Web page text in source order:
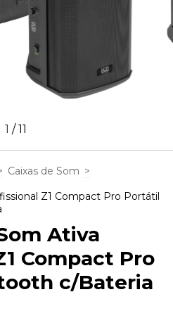
1 /11
Caixas de Som >
Z1 Compact Pro Portátil
Ativa
Compact Pro
c/Bateria